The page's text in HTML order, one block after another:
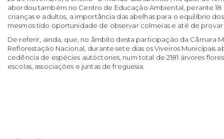
abordou também no Centro de Educação Ambiental, perante
crianças e adultos, a importância das abelhas para o equilíbrio
mesmos tido oportunidade de observar colmeias e até de
De referir, ainda, que, no âmbito desta participação da Câmara
Reflorestação Nacional, durante sete dias os Viveiros Municipais
cedência de espécies autóctones, num total de 2181 árvores
escolas, associações e juntas de freguesia.